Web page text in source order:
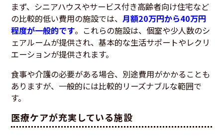
まず、シニアハウスやサービス付き高齢者向け住宅など
の比較的低い費用の施設では、月額20万円から40万円
程度が一般的です。これらの施設は、個室や少人数のシ
ェアルームが提供され、基本的な生活サポートやレクリ
エーションが提供されます。
食事や介護の必要がある場合、別途費用がかかることも
ありますが、一般的には比較的リーズナブルな範囲で
す。
医療ケアが充実している施設